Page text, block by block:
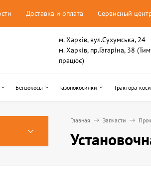
Доставка и оплата Сервисный
м. Харків, вул.Сухумська, 24
м. Харків, пр.Гагаріна, 38
працює)
Бензокосы Газонокосилки Трактора-
Главная Запчасти